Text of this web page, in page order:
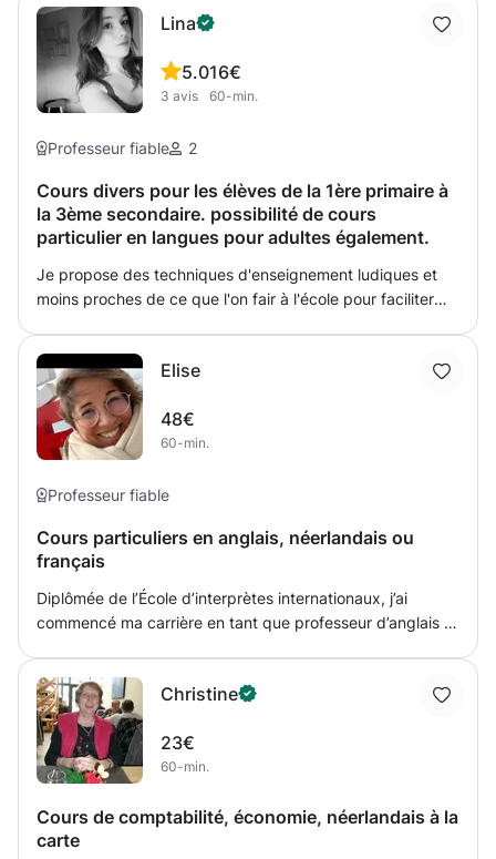
Lina
5.0
3 avis
16€
60-min.
Professeur fiable 2
Cours divers pour les élèves de la 1ère primaire à
la 3ème secondaire. possibilité de cours
particulier en langues pour adultes également.
Je propose des techniques d'enseignement ludiques et
moins proches de ce que l'on fair à l'école pour faciliter
devrait pas être ennuyant mais divertissant. Je propose
des cours en ligne, à mon domicile ainsi que le vôtre. Je
peux donner cours en néerlandais cependant, ce n'est
pas ma langue natale. Je peux donner cours de
science et géo pour les élèves de 3 à 16 ans. Je donne
ainsi que des cours de français, néerlandais et anglais
tout niveaux.
Elise
48€
60-min.
Professeur fiable
Cours particuliers en anglais, néerlandais ou
français
Diplômée de l’École d’interprètes internationaux, j’ai
commencé ma carrière en tant que professeur d’anglais et
plusieurs heures dans mon planning pour venir en aide
aux débutants ou aux plus élèves plus confirmés.
Christine
23€
60-min.
Cours de comptabilité, économie, néerlandais à la
carte